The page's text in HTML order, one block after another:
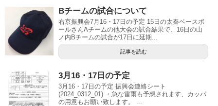
Bチームの試合について
右京振興会7月16・17日の予定 15日の太秦ベースボ
ールさんAチームの他大会の試合結果で、16日の山
ノ内Bチームの試合が17日に延期...
記事を読む
3月16・17日の予定
3月16・17日の予定 振興会連絡シート
(2024_0312_01) ・急な雷雨も予想されます、カッパ
の用意もお願い致します。 ...